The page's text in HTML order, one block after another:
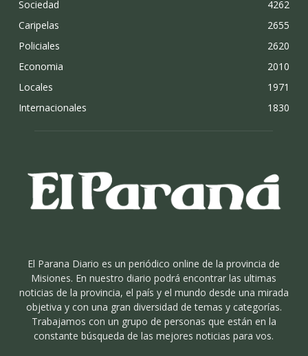
Sociedad
4262
Caripelas
2655
Policiales
2620
Economia
2010
Locales
1971
Internacionales
1830
El Parana Diario es un periódico online de la provincia de
Misiones. En nuestro diario podrá encontrar las ultimas
noticias de la provincia, el país y el mundo desde una mirada
objetiva y con una gran diversidad de temas y categorías.
Trabajamos con un grupo de personas que están en la
constante búsqueda de las mejores noticias para vos.